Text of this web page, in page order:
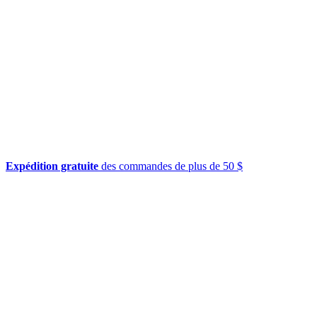
Expédition gratuite des commandes de plus de 50 $